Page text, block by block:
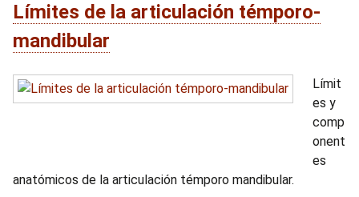
Límites de la articulación témporo-
mandibular
Límit
es y
comp
onent
es
anatómicos de la articulación témporo mandibular.